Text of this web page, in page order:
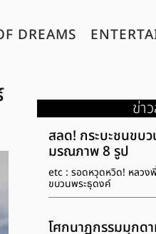
DREAMS
ข่า
สลด! กระบะชนขบ
มรณภาพ 8 รูป
etc : รอดหวุดหวิด! หลวง
ขบวนพระธุดงค์
โศกนาฏกรรมมุกด